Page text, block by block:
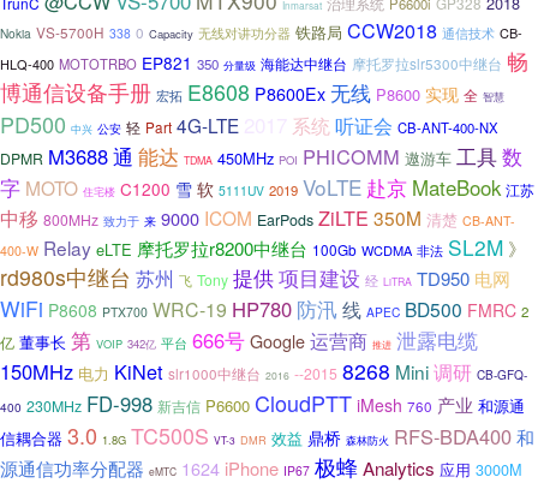
Inmarsat
Nokia VS-5700H 338 0 Capacity 无线对讲功分器 铁路局 CCW2018 通信技术 CB-
HLQ-400 MOTOTRBO EP821 350 分量级 海能达中继台 摩托罗拉slr5300中继台 畅
博通信设备手册 宏拓 E8608 P8600Ex 无线 P8600 实现 全 智慧
PD500 中兴 公安 轻 Part 4G-LTE 系统听证会 CB-ANT-400-NX
DPMR M3688通 能达 TDMA 450MHz POI PHICOMM 遨游车 工具数
字 MOTO 住宅楼 C1200 雪 软 5111UV 2019 VoLTE 赴京 MateBook 江苏
中移 800MHz 致力于 来 9000 ICOM EarPods ZiLTE 350M 清楚 CB-ANT-
400-W Relay eLTE 摩托罗拉r8200中继台 100Gb WCDMA 非法 SL2M 》
rd980s中继台 苏州 飞 Tony 提供项目建设 经 LiTRA TD950 电网
WiFi P8608 PTX700 WRC-19 HP780 防汛线 APEC BD500 FMRC 2
亿 董事长 第 VOIP 342亿 平台 666号Google运营商 推进 泄露电缆
150MHz 电力 KiNet slr1000中继台 2016 --2015 8268 Mini调研 CB-GFQ-
400 230MHz FD-998 新吉信 P6600 CloudPTT iMesh 760 产业 和源通
信耦合器 3.0 1.8G TC500S VT-3 DMR 效益 鼎桥 森林防火 RFS-BDA400和
源通信功率分配器 eMTC 1624 iPhone IP67 极蜂Analytics 应用 3000M